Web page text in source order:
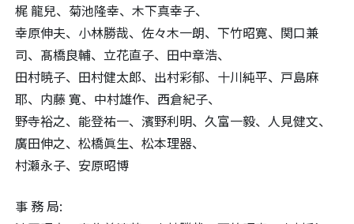
梶 龍兒、菊池隆幸、木下真幸子、
幸原伸夫、小林勝哉、佐々木一朗、下竹昭寛、関口兼
司、髙橋良輔、立花直子、田中章浩、
田村暁子、田村健太郎、出村彩郁、十川純平、戸島麻
耶、内藤 寛、中村雄作、西倉紀子、
野寺裕之、能登祐一、濱野利明、久富一毅、人見健文、
廣田伸之、松橋眞生、松本理器、
村瀬永子、安原昭博
事 務 局: